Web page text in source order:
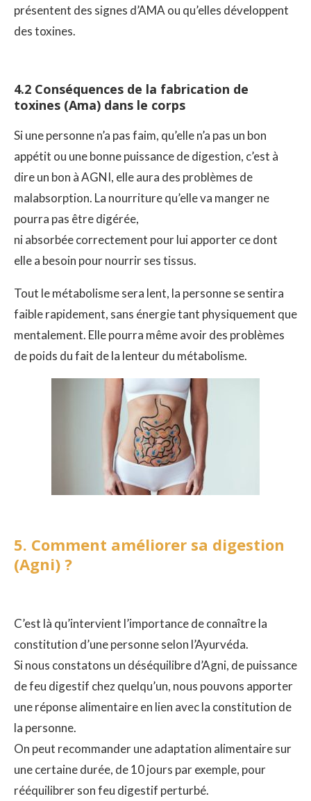
présentent des signes d’AMA ou qu’elles développent
des toxines.
4.2 Conséquences de la fabrication de
toxines (Ama) dans le corps
Si une personne n’a pas faim, qu’elle n’a pas un bon
appétit ou une bonne puissance de digestion, c’est à
dire un bon à AGNI, elle aura des problèmes de
malabsorption. La nourriture qu’elle va manger ne
pourra pas être digérée,
ni absorbée correctement pour lui apporter ce dont
elle a besoin pour nourrir ses tissus.
Tout le métabolisme sera lent, la personne se sentira
faible rapidement, sans énergie tant physiquement que
mentalement. Elle pourra même avoir des problèmes
de poids du fait de la lenteur du métabolisme.
5. Comment améliorer sa digestion
(Agni) ?
C’est là qu’intervient l’importance de connaître la
constitution d’une personne selon l’Ayurvéda.
Si nous constatons un déséquilibre d’Agni, de puissance
de feu digestif chez quelqu’un, nous pouvons apporter
une réponse alimentaire en lien avec la constitution de
la personne.
On peut recommander une adaptation alimentaire sur
une certaine durée, de 10 jours par exemple, pour
rééquilibrer son feu digestif perturbé.